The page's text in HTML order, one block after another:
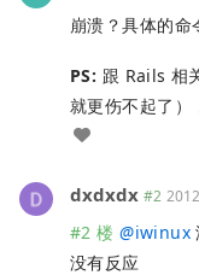
崩溃？具体的命
PS: 跟 Rails 相
就更伤不起了）
dxdxdx #2
#2 楼 @iwinux
没有反应